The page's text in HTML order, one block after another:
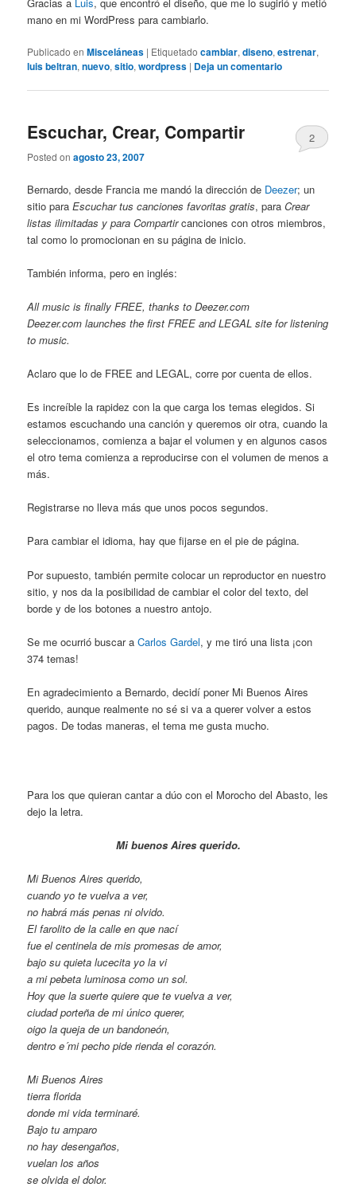
mano en mi WordPress para cambiarlo.
Publicado en Misceláneas | Etiquetado cambiar,diseno,estrenar,
luis beltran,nuevo,sitio,wordpress | Deja un comentario
Escuchar, Crear, Compartir
Posted onagosto 23, 2007
2
Bernardo, desde Francia me mandó la dirección de Deezer; un
sitio paraEscuchar tus canciones favoritas gratis, paraCrear
listas ilimitadas y paraCompartircanciones con otros miembros,
tal como lo promocionan en su página de inicio.
También informa, pero en inglés:
All music is finally FREE, thanks to Deezer.com
Deezer.com launches the first FREE and LEGAL site for listening
to music.
Aclaro que lo de FREE and LEGAL, corre por cuenta de ellos.
Es increíble la rapidez con la que carga los temas elegidos. Si
estamos escuchando una canción y queremos oir otra, cuando la
seleccionamos, comienza a bajar el volumen y en algunos casos
el otro tema comienza a reproducirse con el volumen de menos a
más.
Registrarse no lleva más que unos pocos segundos.
Para cambiar el idioma, hay que fijarse en el pie de página.
Por supuesto, también permite colocar un reproductor en nuestro
sitio, y nos da la posibilidad de cambiar el color del texto, del
borde y de los botones a nuestro antojo.
Se me ocurrió buscar aCarlos Gardel, y me tiró una lista ¡con
374 temas!
En agradecimiento a Bernardo, decidí poner Mi Buenos Aires
querido, aunque realmente no sé si va a querer volver a estos
pagos. De todas maneras, el tema me gusta mucho.
Para los que quieran cantar a dúo con el Morocho del Abasto, les
dejo la letra.
Mi buenos Aires querido.
Mi Buenos Aires querido,
cuando yo te vuelva a ver,
no habrá más penas ni olvido.
El farolito de la calle en que nací
fue el centinela de mis promesas de amor,
bajo su quieta lucecita yo la vi
a mi pebeta luminosa como un sol.
Hoy que la suerte quiere que te vuelva a ver,
ciudad porteña de mi único querer,
oigo la queja de un bandoneón,
dentro e´mi pecho pide rienda el corazón.
Mi Buenos Aires
tierra florida
donde mi vida terminaré.
Bajo tu amparo
no hay desengaños,
vuelan los años
se olvida el dolor.